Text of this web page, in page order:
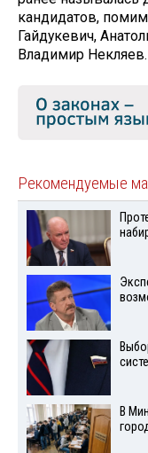
кандидатов,
Гайдукевич,
Владимир Некляев.
Рекомендуемые
В